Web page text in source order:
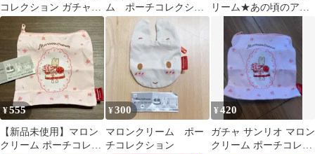
コレクション ガチャガ
チャ カプセルトイ
ム ポーチコレクショ
ン サンリオ フェイス
ポーチ
リーム★あの頃のアソ
ートコレクション★ポ
ーチセット
¥555
【新品未使用】マロン
クリーム ポーチコレク
¥300
マロンクリーム ポー
チコレクション
¥420
ガチャ サンリオ マロン
クリーム ポーチコレク